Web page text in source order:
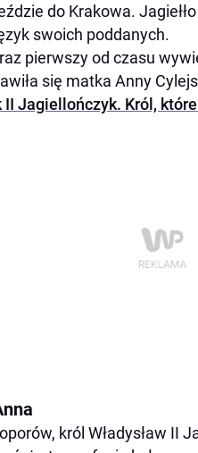
do Krakowa.
swoich poddanych.
pierwszy od czasu
się matka Anny
II Jagiellończyk. Król,
król Władysław II